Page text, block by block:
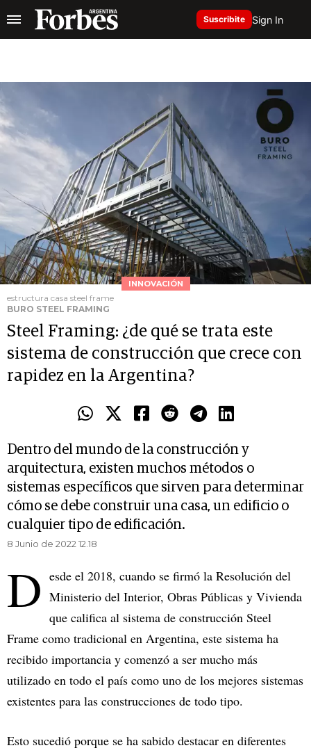
Suscribite Sign In
INNOVACIÓN
estructura casa steel frame
BURO STEEL FRAMING
Steel Framing: ¿de qué se trata este
sistema de construcción que crece con
rapidez en la Argentina?
Dentro del mundo de la construcción y
arquitectura, existen muchos métodos o
sistemas específicos que sirven para determinar
cómo se debe construir una casa, un edificio o
cualquier tipo de edificación.
8 Junio de 2022 12.18
D esde el 2018, cuando se firmó la Resolución del
Ministerio del Interior, Obras Públicas y Vivienda
que califica al sistema de construcción Steel
Frame como tradicional en Argentina, este sistema ha
recibido importancia y comenzó a ser mucho más
utilizado en todo el país como uno de los mejores sistemas
existentes para las construcciones de todo tipo.
Esto sucedió porque se ha sabido destacar en diferentes